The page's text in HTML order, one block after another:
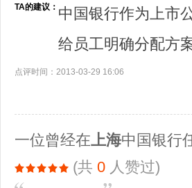
TA的建议： 中国银行作为上市
给员工明确分配方
点评时间：2013-03-29 16:06
一位曾经在上海中国银行
(共 0 人赞过)